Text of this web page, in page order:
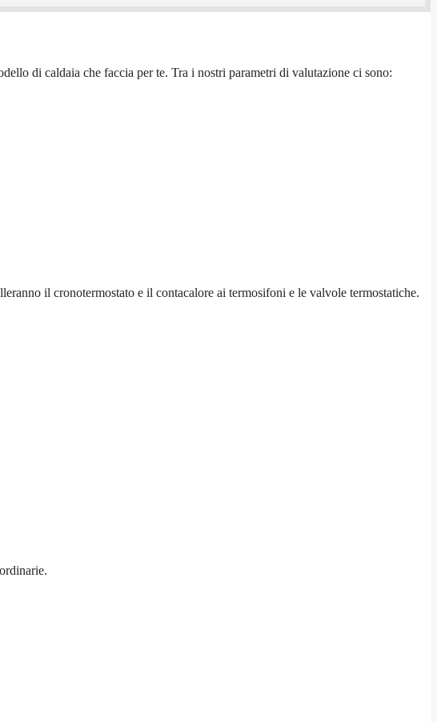
di caldaia che faccia per te. Tra i nostri parametri di valutazione ci sono:
il cronotermostato e il contacalore ai termosifoni e le valvole termostatiche.